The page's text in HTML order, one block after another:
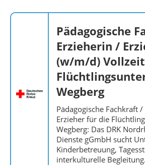
Pädagogische
Erzieherin /
(w/m/d)
Wegberg
Pädagogische Fachkraft
Erzieher für die
Wegberg: Das DRK
Dienste gGmbH sucht
Kinderbetreuung,
interkulturelle Begleitung.